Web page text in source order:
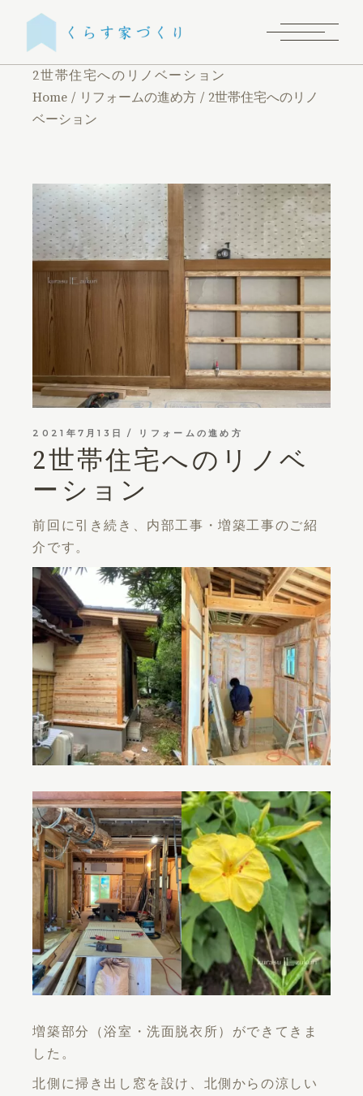
2世帯住宅へのリノベーション
Home
リフォームの進め方
2世帯住宅へのリノ
ベーション
2021年7月13日 リフォームの進め方
2世帯住宅へのリノベ
ーション
前回に引き続き、内部工事・増築工事のご紹
介です。
増築部分（浴室・洗面脱衣所）ができてきま
した。
北側に掃き出し窓を設け、北側からの涼しい